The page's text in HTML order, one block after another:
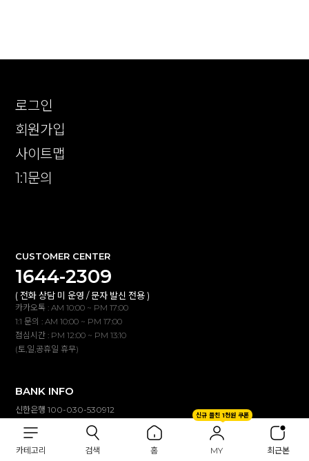
카테고리 검색 홈
신규 플친 1천원 쿠폰
MY 최근본
로그인
회원가입
사이트맵
1:1문의
CUSTOMER CENTER
1644-2309
( 전화 상담 미 운영 / 문자 발신 전용 )
카카오톡 : AM 10:00 ~ PM 17:00
1:1 문의 : AM 10:00 ~ PM 17:00
점심시간 : PM 12:00 ~ PM 13:10
(토,일,공휴일 휴무)
BANK INFO
신한은행 100-030-530912
입금자명 불일치 시 자동 연동되지않습니다.
고객센터(카톡,1:1문의)로 확인해 주세요.